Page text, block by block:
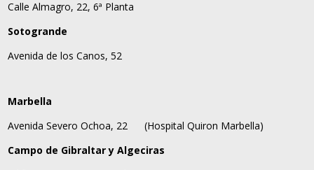
Calle Almagro, 22, 6ª Planta
Sotogrande
Avenida de los Canos, 52
Marbella
Avenida Severo Ochoa, 22
(Hospital Quiron Marbella)
Campo de Gibraltar y Algeciras